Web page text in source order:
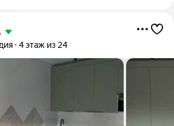
4 этаж из 24